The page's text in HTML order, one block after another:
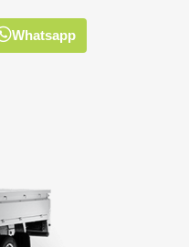
Whatsapp